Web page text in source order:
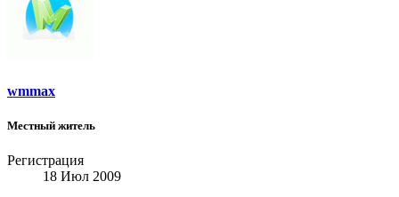
wmmax
Местный житель
Регистрация
18 Июл 2009